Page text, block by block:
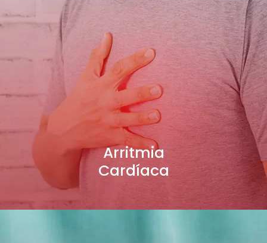
Arritmia
Cardíaca